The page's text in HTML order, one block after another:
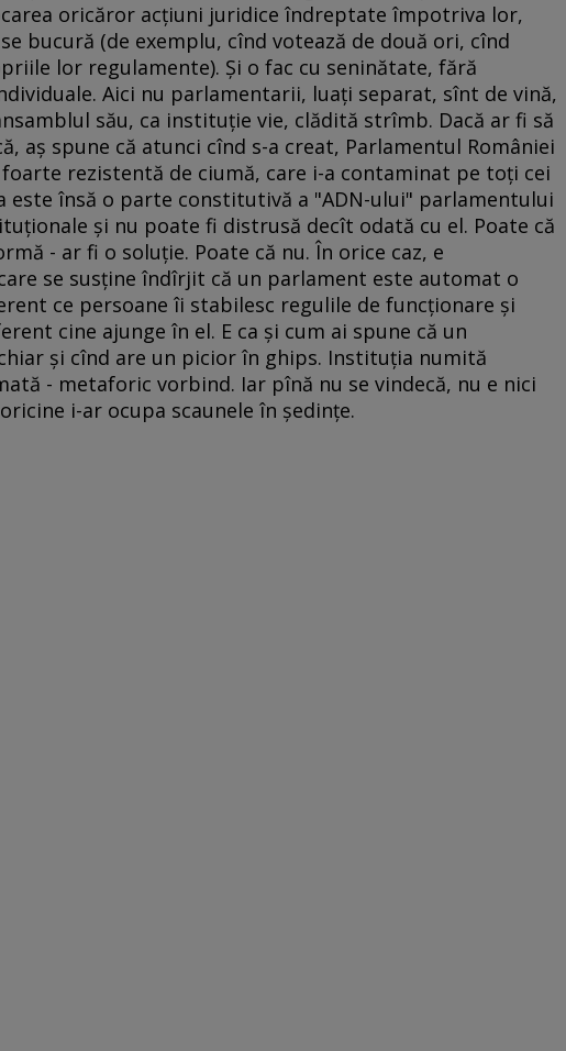
oricăror acţiuni juridice îndreptate împotriva lor,
bucură (de exemplu, cînd votează de două ori, cînd
lor regulamente). Şi o fac cu seninătate, fără
Aici nu parlamentarii, luaţi separat, sînt de vină,
său, ca instituţie vie, clădită strîmb. Dacă ar fi să
aş spune că atunci cînd s-a creat, Parlamentul României
rezistentă de ciumă, care i-a contaminat pe toţi cei
este însă o parte constitutivă a "ADN-ului" parlamentului
şi nu poate fi distrusă decît odată cu el. Poate că
- ar fi o soluţie. Poate că nu. În orice caz, e
se susţine îndîrjit că un parlament este automat o
ce persoane îi stabilesc regulile de funcţionare şi
cine ajunge în el. E ca şi cum ai spune că un
şi cînd are un picior în ghips. Instituţia numită
- metaforic vorbind. Iar pînă nu se vindecă, nu e nici
i-ar ocupa scaunele în şedinţe.